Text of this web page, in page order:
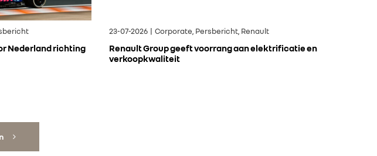
Nederland richting
23-07-2026 | Corporate, Persbericht, Renault
Renault Group geeft voorrang aan elektrificatie en
verkoopkwaliteit